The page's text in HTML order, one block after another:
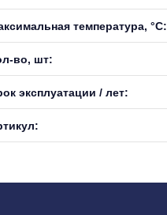
температура, °С:
во, шт:
эксплуатации / лет: